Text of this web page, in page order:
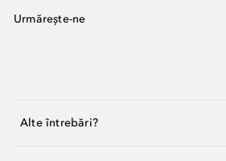
Urmărește-ne
Alte întrebări?